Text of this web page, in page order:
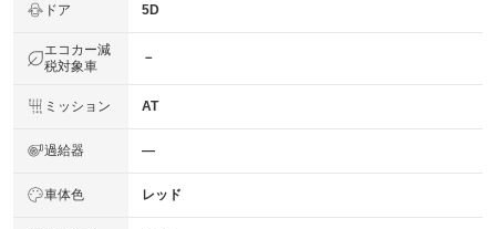
ドア 5D
エコカー減
税対象車
－
ミッション AT
過給器 ―
車体色 レッド